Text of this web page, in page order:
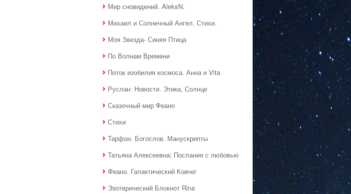
Мир сновидений. AleksN.
Михаил и Солнечный Ангел. Стихи.
Моя Звезда- Синяя Птица
По Волнам Времени
Поток изобилия космоса. Анна и Vita
Руслан: Новости. Этика, Солнце
Сказочный мир Феано
Стихи
Тарфон. Богослов. Манускрипты
Татьяна Алексеевна: Послания с любовью
Феано. Галактический Ковчег
Эзотерический Блокнот Rina